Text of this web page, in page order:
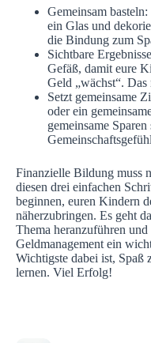
Gemeinsam
ein Glas und
die Bindung zum
Sichtbare
Gefäß, damit eure
Geld „wächst“.
Setzt gemeinsame
oder ein
gemeinsame Sparen
Finanzielle Bildung muss
diesen drei einfachen
beginnen, euren Kindern
näherzubringen. Es geht
Thema heranzuführen
Geldmanagement ein
Wichtigste dabei ist, Spaß
lernen. Viel Erfolg!